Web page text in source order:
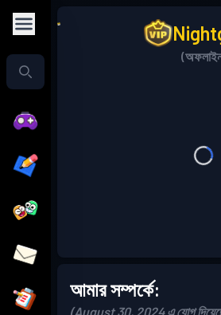
আমার সম্পর্কে:
(August 30, 2024 এ যোগ